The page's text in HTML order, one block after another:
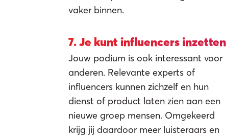
vaker binnen.
7. Je kunt influencers inzetten
Jouw podium is ook interessant voor
anderen. Relevante experts of
influencers kunnen zichzelf en hun
dienst of product laten zien aan een
nieuwe groep mensen. Omgekeerd
krijg jij daardoor meer luisteraars en